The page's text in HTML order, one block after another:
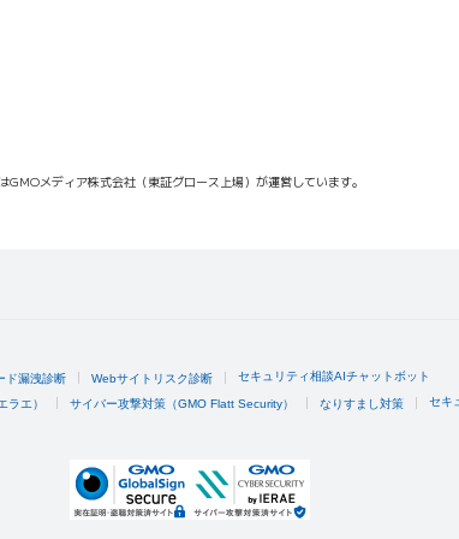
GMOメディア株式会社（東証グロース上場）が運営しています。
ド漏洩診断 Webサイトリスク診断 セキュリティ相談AIチャットボット
ラエ） サイバー攻撃対策（GMO Flatt Security） なりすまし対策 セキ